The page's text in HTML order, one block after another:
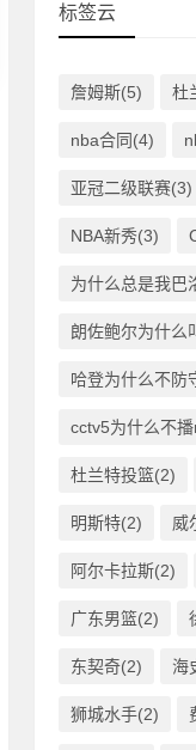
标签云
詹姆斯(5) 杜
nba合同(4)
亚冠二级联赛(3)
NBA新秀(3)
为什么总是我巴
朗佐鲍尔为什么
哈登为什么不防
cctv5为什么不
杜兰特投篮(2)
明斯特(2) 威
阿尔卡拉斯(2)
广东男篮(2)
东契奇(2) 海
狮城水手(2)